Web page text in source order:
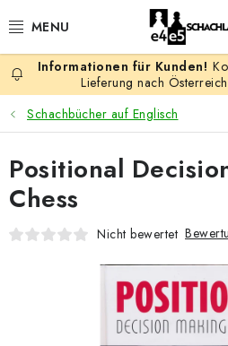
Inhalt
AKTION
SCHACHSPIELE
SCHACHFIGUREN
SCHACHUHREN
SCHACHBÜCHER
Lieferung nach
Schachbücher auf Englisch
Positional
Chess
Nicht bewertet